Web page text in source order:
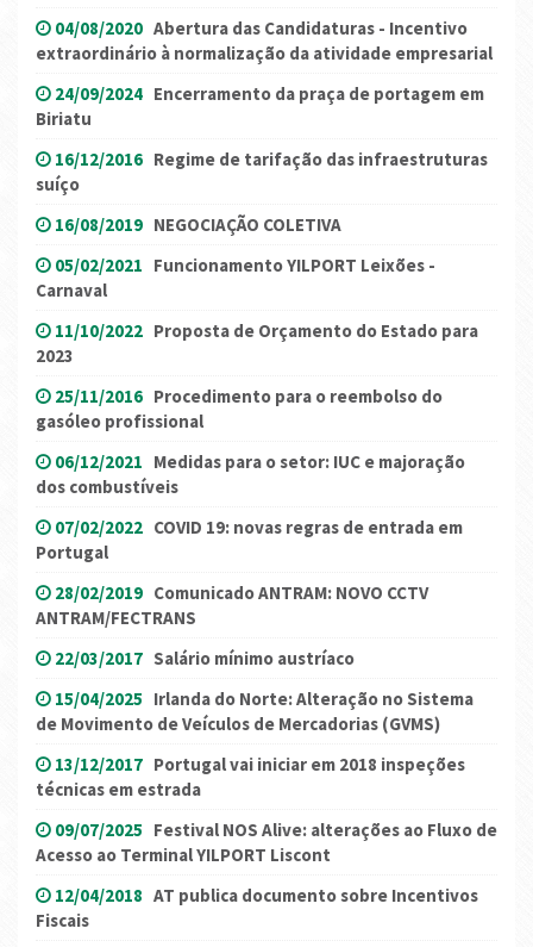
04/08/2020 Abertura das Candidaturas - Incentivo
extraordinário à normalização da atividade empresarial
24/09/2024 Encerramento da praça de portagem em
Biriatu
16/12/2016 Regime de tarifação das infraestruturas
suíço
16/08/2019 NEGOCIAÇÃO COLETIVA
05/02/2021 Funcionamento YILPORT Leixões -
Carnaval
11/10/2022 Proposta de Orçamento do Estado para
2023
25/11/2016 Procedimento para o reembolso do
gasóleo profissional
06/12/2021 Medidas para o setor: IUC e majoração
dos combustíveis
07/02/2022 COVID 19: novas regras de entrada em
Portugal
28/02/2019 Comunicado ANTRAM: NOVO CCTV
ANTRAM/FECTRANS
22/03/2017 Salário mínimo austríaco
15/04/2025 Irlanda do Norte: Alteração no Sistema
de Movimento de Veículos de Mercadorias (GVMS)
13/12/2017 Portugal vai iniciar em 2018 inspeções
técnicas em estrada
09/07/2025 Festival NOS Alive: alterações ao Fluxo de
Acesso ao Terminal YILPORT Liscont
12/04/2018 AT publica documento sobre Incentivos
Fiscais